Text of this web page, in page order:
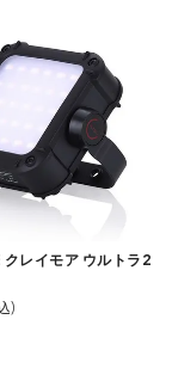
レイモア ウルトラ2
)